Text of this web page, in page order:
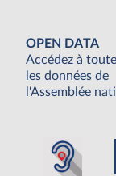
OPEN DATA
Accédez à
les données de
l'Assemblée